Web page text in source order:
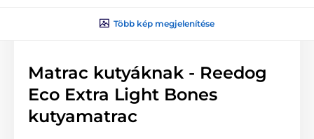
Több kép megjelenítése
Matrac kutyáknak - Reedog
Eco Extra Light Bones
kutyamatrac